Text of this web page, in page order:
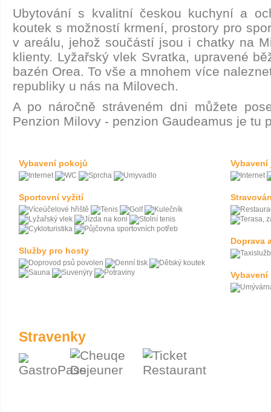
Ubytování s kvalitní českou kuchyní a
koutek s možností krmení, prostory pro
v areálu, jehož součástí jsou i chatky na
klienty. Lyžařský vlek Svratka, upravené
bazén Orea. To vše a mnohem více
republiky u nás na Milovech.
A po náročně stráveném dni můžete
Penzion Milovy - penzion Gaudeamus je tu
Vybavení pokojů
Sportovní vyžití
Služby pro hosty
Doprava
Vybavení
Stravenky